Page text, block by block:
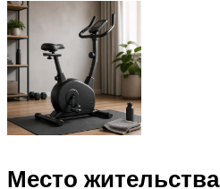
Место жительства